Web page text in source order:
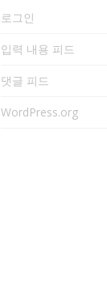
로그인
입력 내용 피드
댓글 피드
WordPress.org